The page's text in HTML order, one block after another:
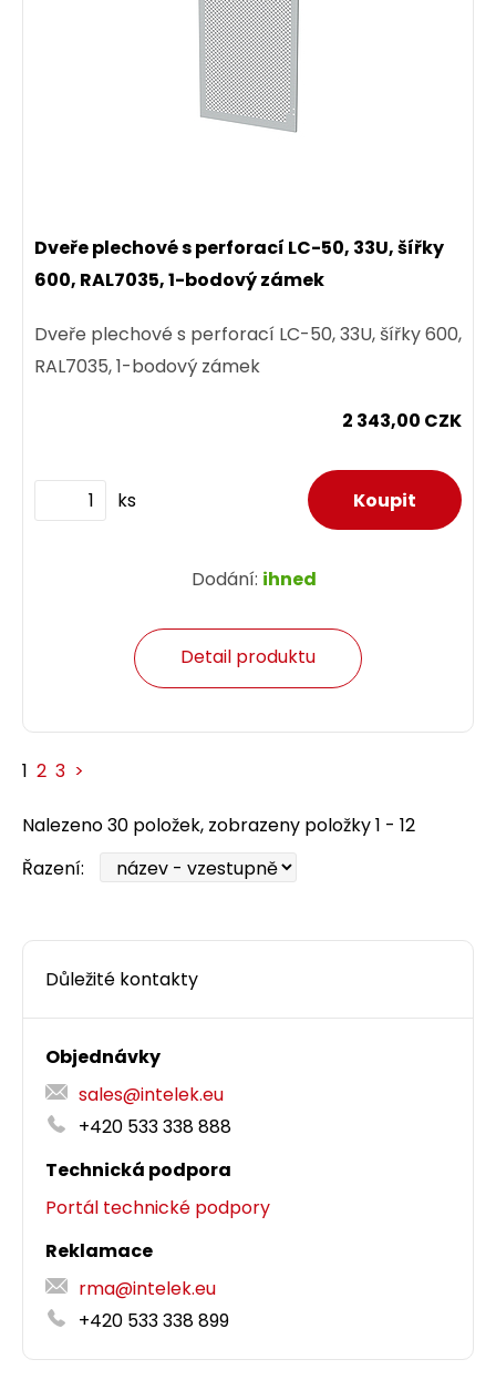
Důležité kontakty
Objednávky
sales@intelek.eu
+420 533 338 888
Technická podpora
Portál technické podpory
Reklamace
rma@intelek.eu
+420 533 338 899
Dveře plechové s perforací LC-50, 33U, šířky
600, RAL7035, 1-bodový zámek
Dveře plechové s perforací LC-50, 33U, šířky 600,
RAL7035, 1-bodový zámek
2 343,00 CZK
ks
Dodání: ihned
Detail produktu
1 2 3 >
Nalezeno 30 položek, zobrazeny položky 1 - 12
Řazení: